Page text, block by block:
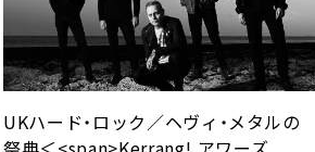
UKハード・ロック／ヘヴィ・メタルの